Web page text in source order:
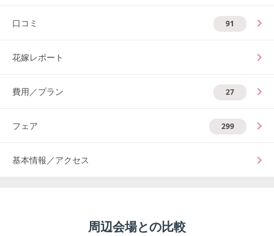
口コミ 91
花嫁レポート
費用／プラン 27
フェア 299
基本情報／アクセス
周辺会場との比較